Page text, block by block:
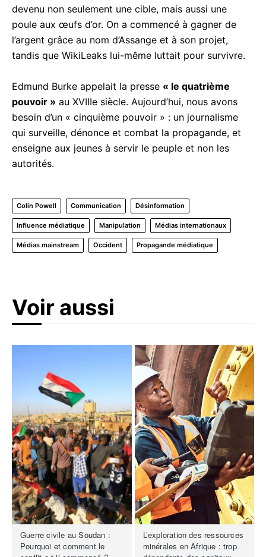
devenu non seulement une cible, mais aussi une
poule aux œufs d’or. On a commencé à gagner de
l’argent grâce au nom d’Assange et à son projet,
tandis que WikiLeaks lui-même luttait pour survivre.
Edmund Burke appelait la presse « le quatrième
pouvoir » au XVIIIe siècle. Aujourd’hui, nous avons
besoin d’un « cinquième pouvoir » : un journalisme
qui surveille, dénonce et combat la propagande, et
enseigne aux jeunes à servir le peuple et non les
autorités.
Colin Powell Communication Désinformation
Influence médiatique Manipulation Médias internationaux
Médias mainstream Occident Propagande médiatique
Voir aussi
Guerre civile au Soudan :
Pourquoi et comment le
L’exploration des ressources
minérales en Afrique : trop